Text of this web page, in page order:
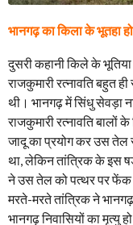
भानगढ़ का किला के भूतहा
दुसरी कहानी किले के
राजकुमारी रत्नावति बहुत
थी। भानगढ़ में सिंधु सेवड़ा
राजकुमारी रत्नावति
जादू का प्रयोग कर उस तेल
था, लेकिन तांत्रिक के इस
ने उस तेल को पत्थर पर फेंक
मरते-मरते तांत्रिक ने भानगढ़
भानगढ़ निवासियों का मृत्यु